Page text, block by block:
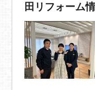
田リフォーム情